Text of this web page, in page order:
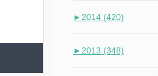
► 2014 (420)
► 2013 (348)